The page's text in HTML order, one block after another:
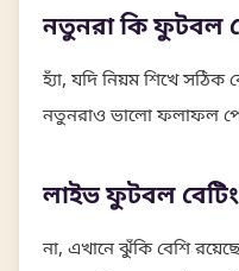
নতুনরা কি ফুটবল
হ্যাঁ, যদি নিয়ম শিখে
নতুনরাও ভালো ফলাফল
লাইভ ফুটবল
না, এখানে ঝুঁকি বেশি